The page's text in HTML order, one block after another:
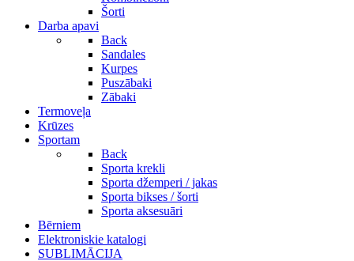
Šorti
Darba apavi
Back
Sandales
Kurpes
Puszābaki
Zābaki
Termoveļa
Krūzes
Sportam
Back
Sporta krekli
Sporta džemperi / jakas
Sporta bikses / šorti
Sporta aksesuāri
Bērniem
Elektroniskie katalogi
SUBLIMĀCIJA